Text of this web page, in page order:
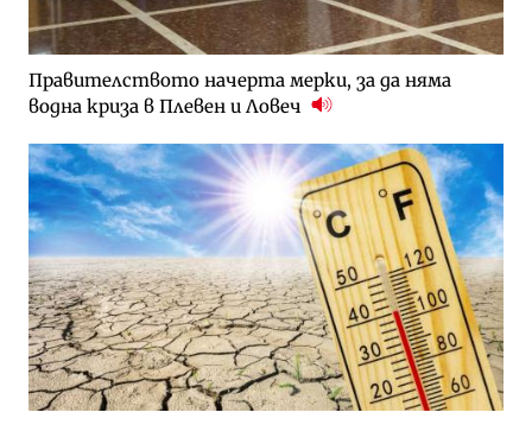
Правителството начерта мерки, за да няма
водна криза в Плевен и Ловеч